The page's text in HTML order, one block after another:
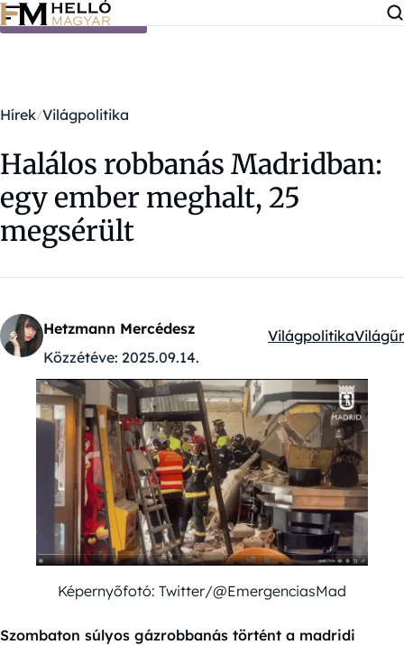
Ugrás a tartalomra
Hírek Világpolitika
Halálos robbanás Madridban:
egy ember meghalt, 25
megsérült
Hetzmann Mercédesz
Közzétéve: 2025.09.14.
Kategóriák:
VilágpolitikaVilágűr
Képernyőfotó: Twitter/@EmergenciasMad
Szombaton súlyos gázrobbanás történt a madridi